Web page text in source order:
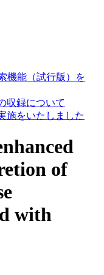
機能（試行版）を
収録について
施をいたしました
of
with